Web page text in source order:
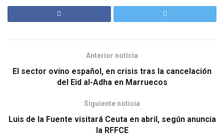
Anterior noticia
El sector ovino español, en crisis tras la cancelación
del Eid al-Adha en Marruecos
Siguiente noticia
Luis de la Fuente visitará Ceuta en abril, según anuncia
la RFFCE